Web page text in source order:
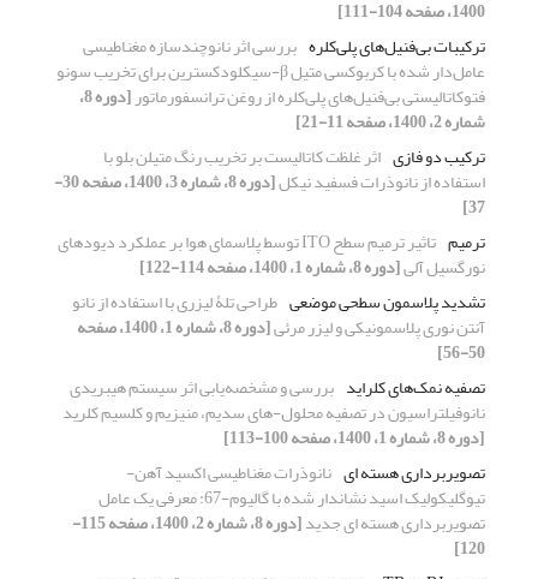
1400، صفحه 104-111]
ترکیبات بی‌فنیل‌های پلی‌کلره بررسی اثر نانو‌چندسازه مغناطیسی
عامل‌دار شده با کربوکسی متیل β-‌سیکلودکسترین برای تخریب سونو
فتوکاتالیستی بی‌فنیل‌های پلی‌کلره از روغن ترانسفورماتور [دوره 8،
شماره 2، 1400، صفحه 11-21]
ترکیب دو فازی اثر غلظت کاتالیست بر تخریب رنگ متیلن بلو با
استفاده از نانوذرات فسفید نیکل [دوره 8، شماره 3، 1400، صفحه 30-
37]
ترمیم
تاثیر ترمیم سطح ITO توسط پلاسمای هوا بر عملکرد دیودهای
نورگسیل آلی[دوره 8، شماره 1، 1400، صفحه 114-122]
تشدید پلاسمون سطحی موضعی طراحی تلۀ لیزری با استفاده از نانو
آنتن نوری پلاسمونیکی و لیزر مرئی [دوره 8، شماره 1، 1400، صفحه
50-56]
تصفیه نمک‌های کلراید بررسی و مشخصه‌یابی اثر سیستم هیبریدی
نانوفیلتراسیون در تصفیه محلول-های سدیم، منیزیم و کلسیم کلرید
[دوره 8، شماره 1، 1400، صفحه 100-113]
تصویربرداری هسته ای نانوذرات مغناطیسی اکسید آهن-
تیوگلیکولیک اسید نشاندار شده با گالیوم-67: معرفی یک عامل
تصویربرداری هسته ای جدید [دوره 8، شماره 2، 1400، صفحه 115-
120]